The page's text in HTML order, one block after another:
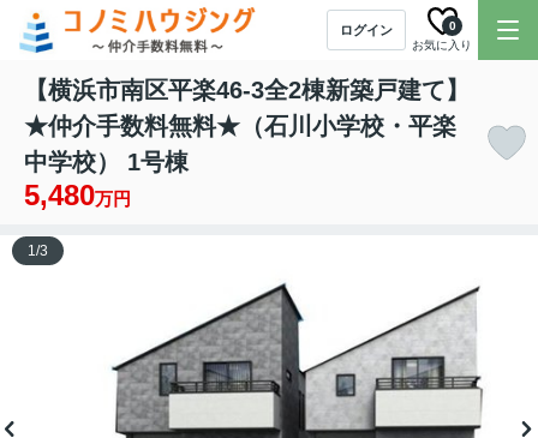
ログイン
お気に入り
0
【横浜市南区平楽46-3全2棟新築戸建て】
★仲介手数料無料★（石川小学校・平楽
中学校） 1号棟
5,480万円
1/3